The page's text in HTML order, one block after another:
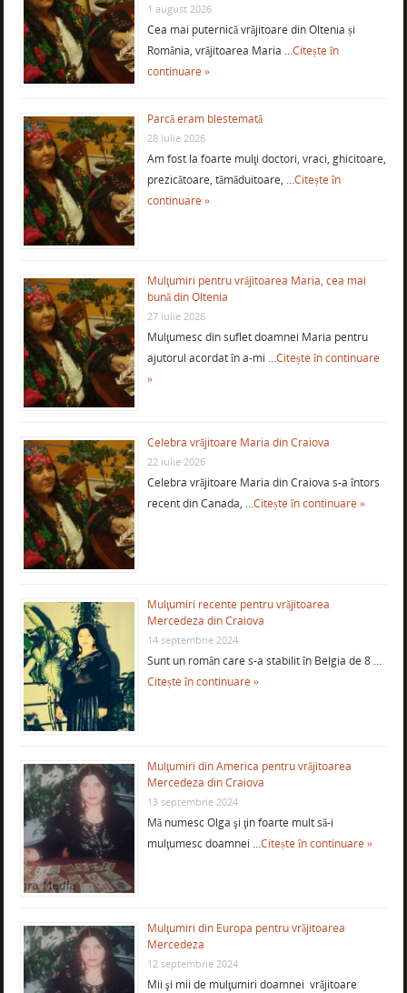
1 august 2026
Cea mai puternică vrăjitoare din Oltenia și
România, vrăjitoarea Maria …Citește în
continuare »
Parcă eram blestemată
28 iulie 2026
Am fost la foarte mulţi doctori, vraci, ghicitoare,
prezicătoare, tămăduitoare, …Citește în
continuare »
Mulţumiri pentru vrăjitoarea Maria, cea mai
bună din Oltenia
27 iulie 2026
Mulţumesc din suflet doamnei Maria pentru
ajutorul acordat în a-mi …Citește în continuare
»
Celebra vrăjitoare Maria din Craiova
22 iulie 2026
Celebra vrăjitoare Maria din Craiova s-a întors
recent din Canada, …Citește în continuare »
Mulţumiri recente pentru vrăjitoarea
Mercedeza din Craiova
14 septembrie 2024
Sunt un român care s-a stabilit în Belgia de 8 …
Citește în continuare »
Mulţumiri din America pentru vrăjitoarea
Mercedeza din Craiova
13 septembrie 2024
Mă numesc Olga şi ţin foarte mult să-i
mulţumesc doamnei …Citește în continuare »
Mulţumiri din Europa pentru vrăjitoarea
Mercedeza
12 septembrie 2024
Mii şi mii de mulţumiri doamnei vrăjitoare